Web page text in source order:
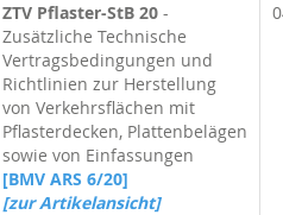
ZTV Pflaster-StB 20 -
Zusätzliche Technische
Vertragsbedingungen und
Richtlinien zur Herstellung
von Verkehrsflächen mit
Pflasterdecken, Plattenbelägen
sowie von Einfassungen
[BMV ARS 6/20]
[zur Artikelansicht]